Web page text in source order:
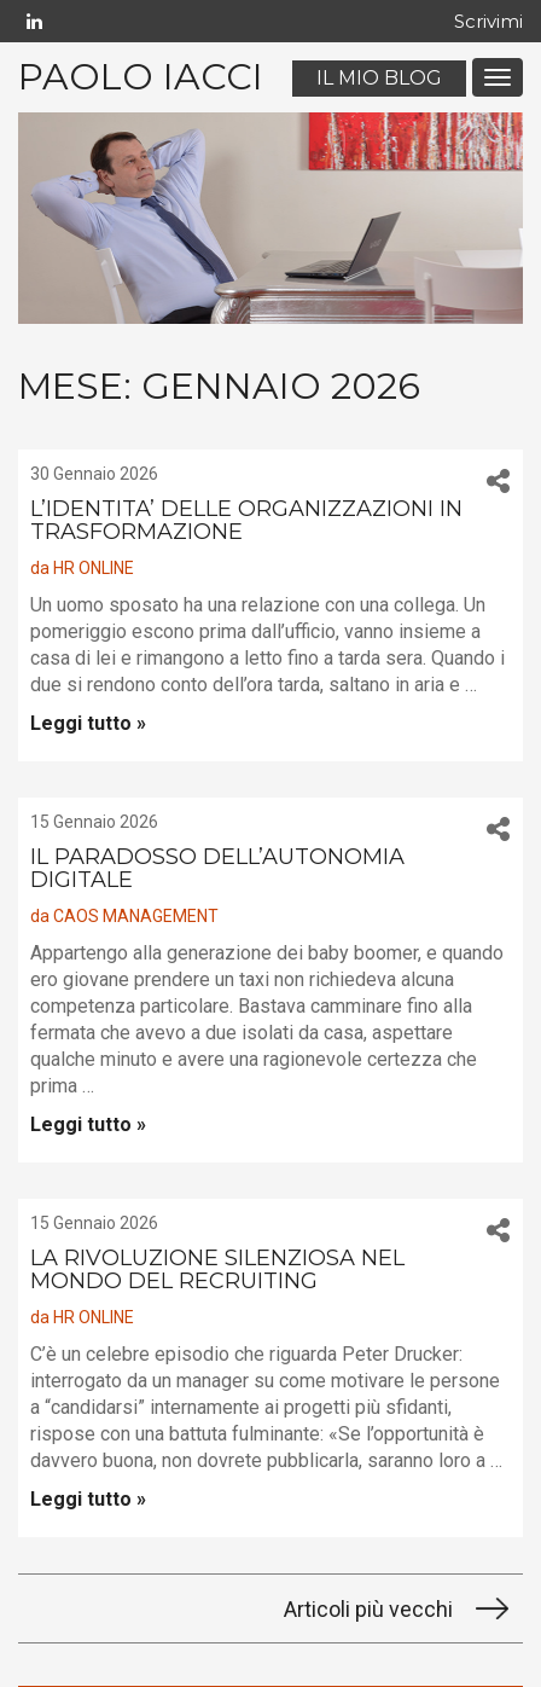
Scrivimi
Menu
PAOLO IACCI IL MIO BLOG
MESE: GENNAIO 2026
30 Gennaio 2026
L’IDENTITA’ DELLE ORGANIZZAZIONI IN
TRASFORMAZIONE
da HR ONLINE
Un uomo sposato ha una relazione con una collega. Un
pomeriggio escono prima dall’ufficio, vanno insieme a
casa di lei e rimangono a letto fino a tarda sera. Quando i
due si rendono conto dell’ora tarda, saltano in aria e …
Leggi tutto »
15 Gennaio 2026
IL PARADOSSO DELL’AUTONOMIA
DIGITALE
da CAOS MANAGEMENT
Appartengo alla generazione dei baby boomer, e quando
ero giovane prendere un taxi non richiedeva alcuna
competenza particolare. Bastava camminare fino alla
fermata che avevo a due isolati da casa, aspettare
qualche minuto e avere una ragionevole certezza che
prima …
Leggi tutto »
15 Gennaio 2026
LA RIVOLUZIONE SILENZIOSA NEL
MONDO DEL RECRUITING
da HR ONLINE
C’è un celebre episodio che riguarda Peter Drucker:
interrogato da un manager su come motivare le persone
a “candidarsi” internamente ai progetti più sfidanti,
rispose con una battuta fulminante: «Se l’opportunità è
davvero buona, non dovrete pubblicarla, saranno loro a …
Leggi tutto »
Articoli più vecchi